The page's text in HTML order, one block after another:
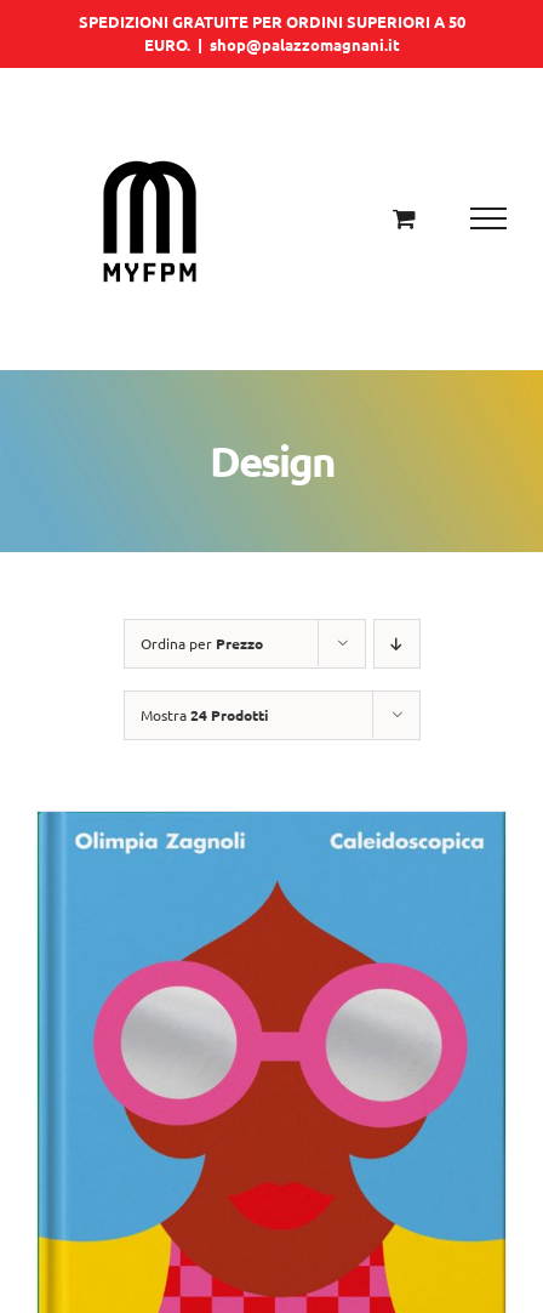
SPEDIZIONI GRATUITE PER ORDINI SUPERIORI A 50
EURO. | shop@palazzomagnani.it
Design
Ordina per Prezzo
Mostra24 Prodotti